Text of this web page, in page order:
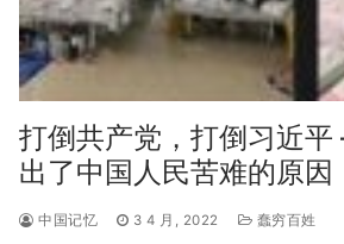
打倒共产党，打倒习近平
出了中国人民苦难的原因
中国记忆 3 4 月, 2022 蠢穷百姓